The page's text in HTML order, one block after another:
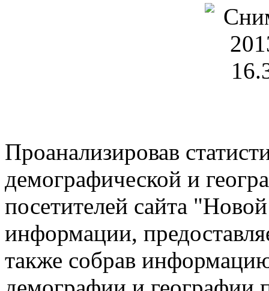
Проанализировав
демографической и
посетителей сайта
информации,
также собрав